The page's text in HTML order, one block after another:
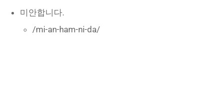
미안합니다.
/mi-an-ham-ni-da/